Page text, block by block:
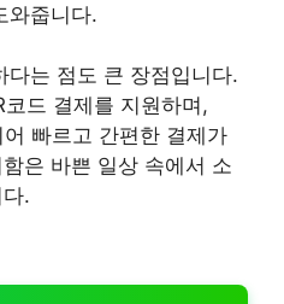
와줍니다.
다는 점도 큰 장점입니다.
드 결제를 지원하며,
빠르고 간편한 결제가
은 바쁜 일상 속에서 소
.